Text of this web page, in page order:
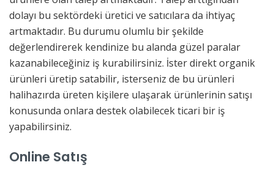
dolayı bu sektördeki üretici ve satıcılara da ihtiyaç
artmaktadır. Bu durumu olumlu bir şekilde
değerlendirerek kendinize bu alanda güzel paralar
kazanabileceğiniz iş kurabilirsiniz. İster direkt organik
ürünleri üretip satabilir, isterseniz de bu ürünleri
halihazırda üreten kişilere ulaşarak ürünlerinin satışı
konusunda onlara destek olabilecek ticari bir iş
yapabilirsiniz.
Online Satış